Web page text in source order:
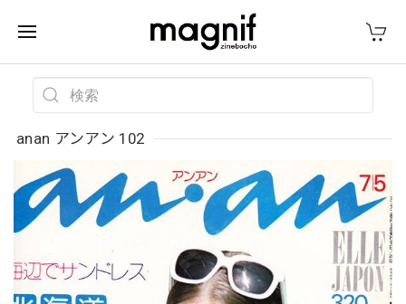
anan アンアン 102